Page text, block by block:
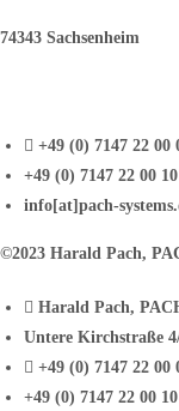
74343 Sachsenheim
+49 (0) 7147 22 00
+49 (0) 7147 22 00 10
info[at]pach-
©2023 Harald Pach,
Harald Pach,
Untere Kirchstraße
+49 (0) 7147 22 00
+49 (0) 7147 22 00 10